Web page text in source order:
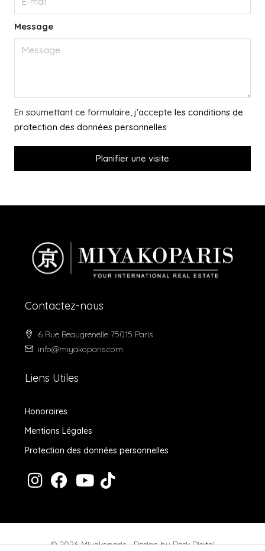
Message
En soumettant ce formulaire, j'accepte les conditions de
protection des données personnelles
Planifier une visite
Contactez-nous
6 Rue Beaugrenelle 75015 Paris
info@miyakoparis.com
Liens Utiles
Honoraires
Mentions Légales
Protection des données personnelles
© 2026 Miyakoparis - Design byDesk Digital